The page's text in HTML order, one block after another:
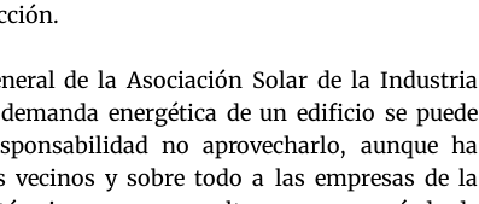
de la Asociación Solar de la Industria
energética de un edificio se puede
no aprovecharlo, aunque ha
y sobre todo a las empresas de la